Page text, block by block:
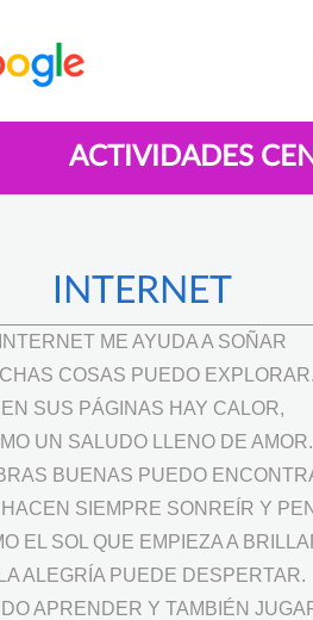
ACTIVIDADES
INTERNET
INTERNET ME AYUDA A SOÑAR
COSAS PUEDO EXPLORAR.
EN SUS PÁGINAS HAY CALOR,
UN SALUDO LLENO DE AMOR.
BUENAS PUEDO
SIEMPRE SONREÍR Y
EL SOL QUE EMPIEZA A
ALEGRÍA PUEDE DESPERTAR.
APRENDER Y TAMBIÉN